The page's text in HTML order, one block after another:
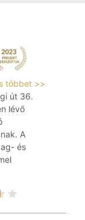
többet >>
út 36.
lévő
A
és